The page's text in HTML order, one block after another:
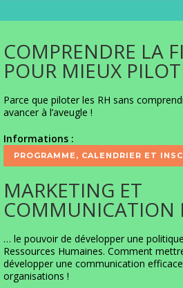
COMPRENDRE LA
POUR MIEUX
Parce que piloter les RH sans
avancer à l’aveugle !
Informations :
PROGRAMME, CALENDRIER ET
MARKETING ET
COMMUNICATION
… le pouvoir de développer une
Ressources Humaines. Comment
développer une communication
organisations !